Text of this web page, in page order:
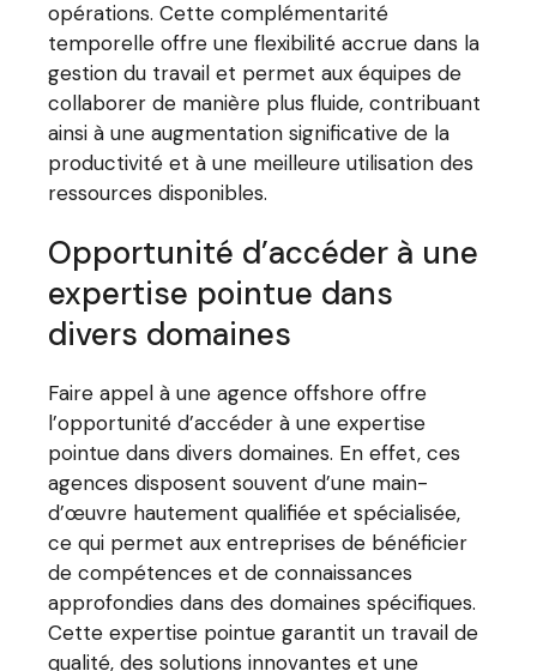
opérations. Cette complémentarité
temporelle offre une flexibilité accrue dans la
gestion du travail et permet aux équipes de
collaborer de manière plus fluide, contribuant
ainsi à une augmentation significative de la
productivité et à une meilleure utilisation des
ressources disponibles.
Opportunité d’accéder à une
expertise pointue dans
divers domaines
Faire appel à une agence offshore offre
l’opportunité d’accéder à une expertise
pointue dans divers domaines. En effet, ces
agences disposent souvent d’une main-
d’œuvre hautement qualifiée et spécialisée,
ce qui permet aux entreprises de bénéficier
de compétences et de connaissances
approfondies dans des domaines spécifiques.
Cette expertise pointue garantit un travail de
qualité, des solutions innovantes et une